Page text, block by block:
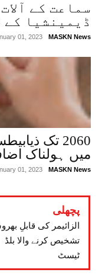
سماعت کے
ڈیمینشیا کے
MASKN News
01, 2023
2060 تک
میں ہولناک
MASKN News
01, 2023
پچھلی
الزائیمر کی قابلِ
تشخیص کرنے والا بلڈ
ٹیسٹ